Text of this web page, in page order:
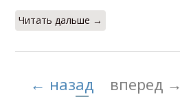
Читать дальше →
← назад вперед →